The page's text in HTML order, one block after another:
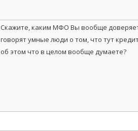
Скажите, каким МФО Вы вообще
говорят умные люди о том, что тут
об этом что в целом вообще думаете?